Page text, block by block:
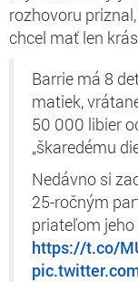
rozhovoru
chcel mať len
Barrie má 8
matiek,
50 000 libier
„škaredému
Nedávno si
25-ročným
priateľom jeho
https://t.co/